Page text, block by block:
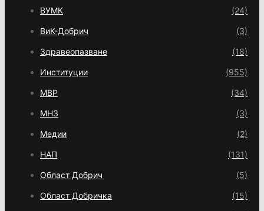
ВУМК (24)
ВиК-Добрич (3)
Здравеопазване (18)
Институции (955)
МВР (34)
МНЗ (3)
Медии (2)
НАП (131)
Област Добрич (5)
Област Добричка (15)